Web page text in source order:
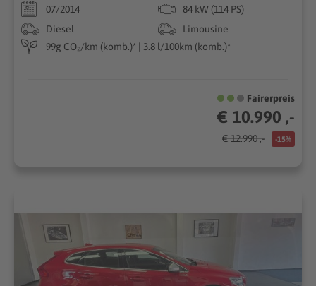
07/2014
84 kW (114 PS)
Diesel
Limousine
99g CO₂/km (komb.)* | 3.8 l/100km (komb.)*
Fairerpreis
€ 10.990 ,-
€ 12.990 ,- -15%